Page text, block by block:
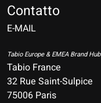
Contatto
E-MAIL
Tabio Europe & EMEA Brand Hub
Tabio France
32 Rue Saint-Sulpice
75006 Paris